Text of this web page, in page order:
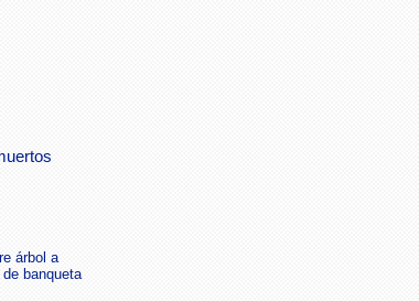
árbol a
banqueta